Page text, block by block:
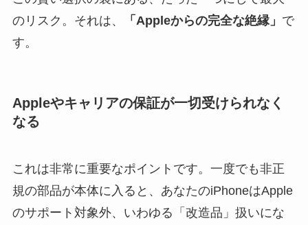
のリスク。それは、
「Appleからの完全な絶縁」 で
す。
Appleやキャリアの保証が一切受けられなく
なる
これは非常に重要なポイントです。一度でも非正
規の部品が本体に入ると、あなたのiPhoneはApple
のサポート対象外、いわゆる「改造品」扱いにな